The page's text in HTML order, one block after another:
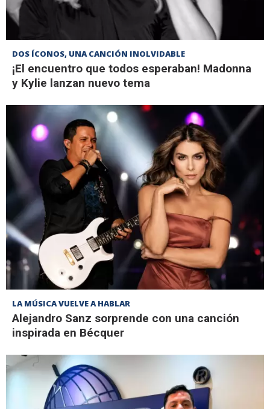
DOS ÍCONOS, UNA CANCIÓN INOLVIDABLE
¡El encuentro que todos esperaban! Madonna
y Kylie lanzan nuevo tema
LA MÚSICA VUELVE A HABLAR
Alejandro Sanz sorprende con una canción
inspirada en Bécquer